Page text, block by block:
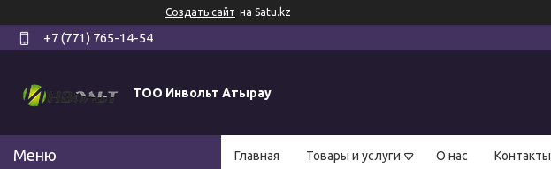
Создать сайт на Satu.kz
+7 (771) 765-14-54
ТОО Инвольт Атырау
Главная Товары и услуги О нас Контакты